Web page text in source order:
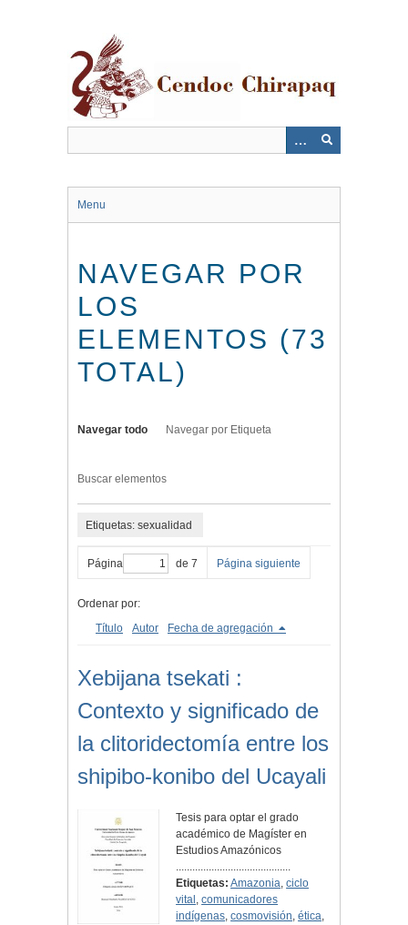
Menu
NAVEGAR POR
LOS
ELEMENTOS (73
TOTAL)
Navegar todo Navegar por Etiqueta
Buscar elementos
Etiquetas: sexualidad
Página de 7 Página siguiente
Ordenar por:
Título
Autor Fecha de agregación
Xebijana tsekati :
Contexto y significado de
la clitoridectomía entre los
shipibo-konibo del Ucayali
Tesis para optar el grado
académico de Magíster en
Estudios Amazónicos
..........................................
Etiquetas: Amazonia,ciclo
vital ,comunicadores
indígenas,cosmovisión,ética,